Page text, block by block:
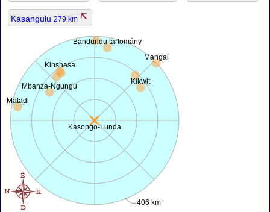
Kasangulu 279 km
Kasongo-Lunda
406 km
Kinshasa
Kikwit
Matadi
Bandundu tartomány
Mbanza-Ngungu
Mangai